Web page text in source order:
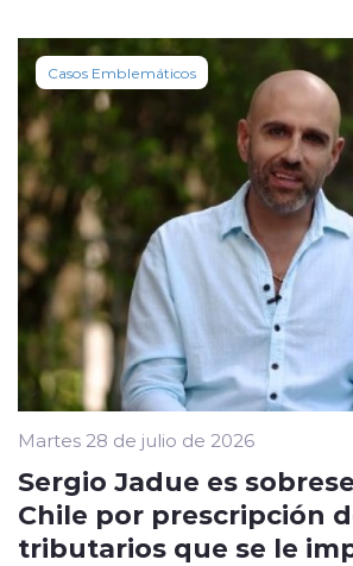
Casos Emblemáticos
Martes 28 de julio de 2026
Sergio Jadue es
Chile por prescripción
tributarios que se le